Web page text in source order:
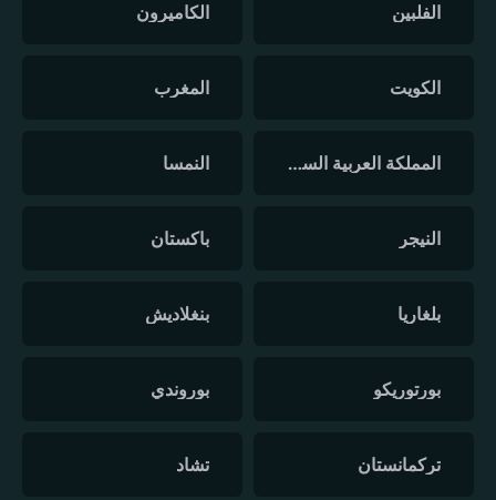
الفلبين الكاميرون
الكويت المغرب
المملكة العربية السعودية النمسا
النيجر باكستان
بلغاريا بنغلاديش
بورتوريكو بوروندي
تركمانستان تشاد